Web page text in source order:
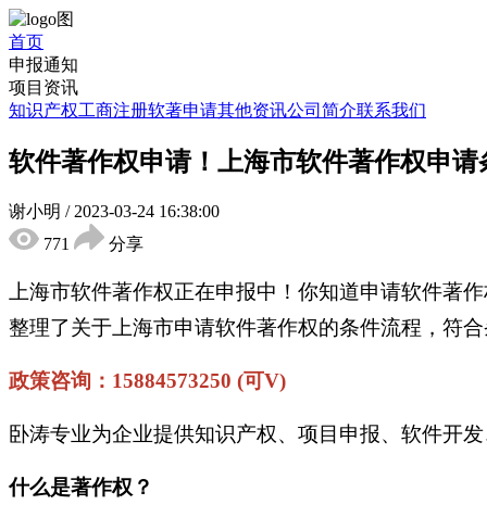
首页
申报通知
项目资讯
知识产权工商注册软著申请其他资讯公司简介联系我们
软件著作权申请！上海市软件著作权申请
谢小明 / 2023-03-24 16:38:00
771
分享
上海市软件著作权正在申报中！你知道申请软件著
整理了关于上海市申请软件著作权的条件流程，符
政策咨询：15884573250 (可V)
卧涛专业为企业提供知识产权、项目申报、软件开
什么是著作权？